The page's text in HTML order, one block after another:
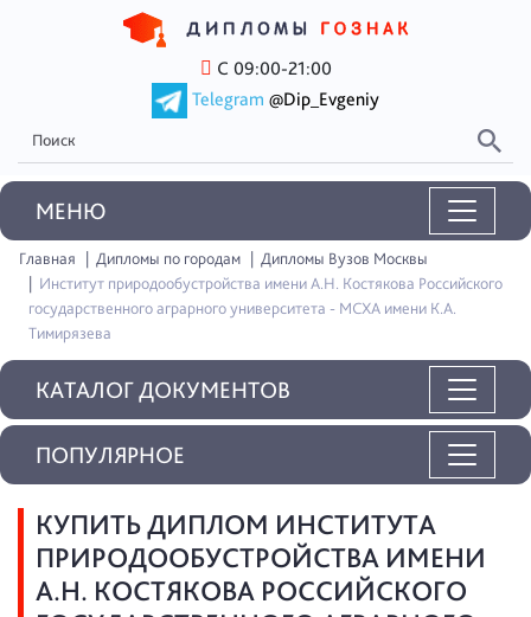
С 09:00-21:00
Telegram @Dip_Evgeniy
MEНЮ
Главная Дипломы по городам
Дипломы Вузов Москвы
Институт природообустройства имени А.Н. Костякова Российского
государственного аграрного университета - МСХА имени К.А.
Тимирязева
КАТАЛОГ ДОКУМЕНТОВ
КУПИТЬ ДИПЛОМ ИНСТИТУТА
ПРИРОДООБУСТРОЙСТВА ИМЕНИ
А.Н. КОСТЯКОВА РОССИЙСКОГО
ПОПУЛЯРНОЕ